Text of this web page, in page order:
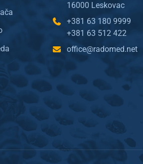
16000 Leskovac
+381 63 180 9999
+381 63 512 422
office@radomed.net